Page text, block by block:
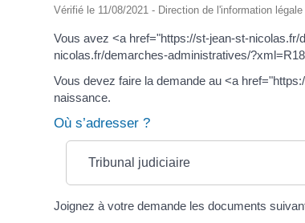
Vérifié le 11/08/2021 - Direction de l'information
Vous avez <a href="https://st-jean-st-
nicolas.fr/demarches-administratives/
Vous devez faire la demande au <a
naissance.
Où s’adresser ?
Tribunal judiciaire
Joignez à votre demande les documents